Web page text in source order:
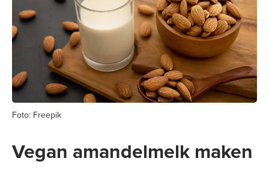
Foto: Freepik
Vegan amandelmelk maken